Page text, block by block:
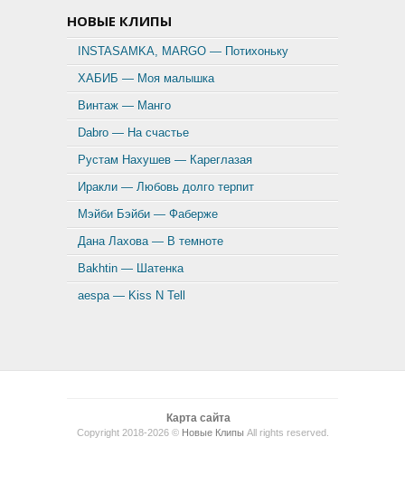
НОВЫЕ КЛИПЫ
INSTASAMKA, MARGO — Потихоньку
ХАБИБ — Моя малышка
Винтаж — Манго
Dabro — На счастье
Рустам Нахушев — Кареглазая
Иракли — Любовь долго терпит
Мэйби Бэйби — Фаберже
Дана Лахова — В темноте
Bakhtin — Шатенка
aespa — Kiss N Tell
Карта сайта
Copyright 2018-2026 © Новые Клипы All rights reserved.